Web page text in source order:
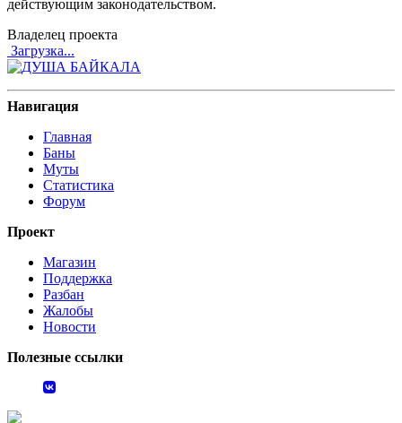
действующим законодательством.
Владелец проекта
Загрузка...
Навигация
Главная
Баны
Муты
Статистика
Форум
Проект
Магазин
Поддержка
Разбан
Жалобы
Новости
Полезные ссылки